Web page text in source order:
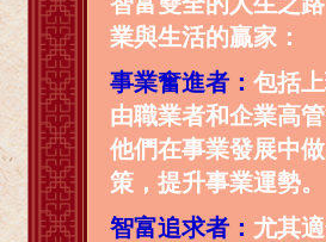
業與生活的贏家：
事業奮進者：包括
由職業者和企業高
他們在事業發展中
策，提升事業運勢。
智富追求者： 尤其